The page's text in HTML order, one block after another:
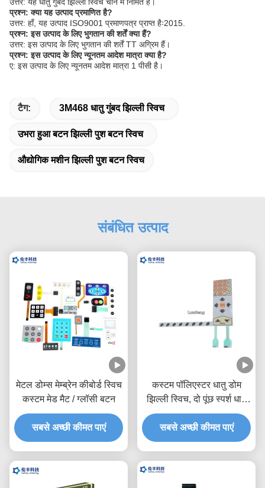
प्रश्न: क्या यह उत्पाद प्रमाणित है?
उत्तर: हाँ, यह उत्पाद ISO9001 प्रमाणपत्र प्राप्त हैः2015.
प्रश्न: इस उत्पाद के लिए भुगतान की शर्तें क्या हैं?
उत्तर: इस उत्पाद के लिए भुगतान की शर्तें TT अग्रिम हैं।
प्रश्न: इस उत्पाद के लिए न्यूनतम आदेश मात्रा क्या है?
ए: इस उत्पाद के लिए न्यूनतम आदेश मात्रा 1 पीसी है।
टैग: 3M468 धातु गुंबद झिल्ली स्विच
उभरा हुआ बटन झिल्ली पुश बटन स्विच
औद्योगिक मशीन झिल्ली पुश बटन स्विच
संबंधित उत्पाद
मेटल डोम्स मेम्ब्रेन कीबोर्ड स्विच
कस्टम मेड मैट / ग्लॉसी बटन
सबसे अच्छी कीमत पाएं
कस्टम पॉलिएस्टर धातु डोम
झिल्ली स्विच, दो पूंछ स्पर्श धातु
डोम स्विच
सबसे अच्छी कीमत पाएं